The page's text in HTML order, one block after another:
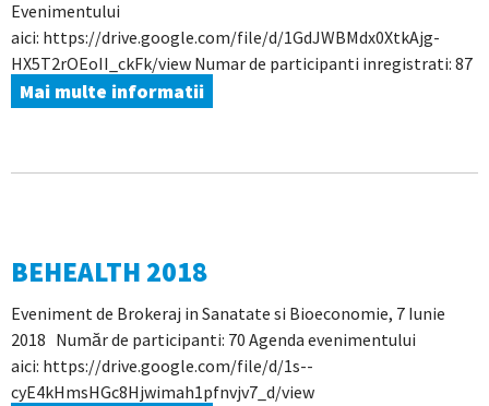
Evenimentului
aici: https://drive.google.com/file/d/1GdJWBMdx0XtkAjg-
HX5T2rOEoII_ckFk/view Numar de participanti inregistrati: 87
Mai multe informatii
BEHEALTH 2018
Eveniment de Brokeraj in Sanatate si Bioeconomie, 7 Iunie
2018 Număr de participanti: 70 Agenda evenimentului
aici: https://drive.google.com/file/d/1s--
cyE4kHmsHGc8Hjwimah1pfnvjv7_d/view